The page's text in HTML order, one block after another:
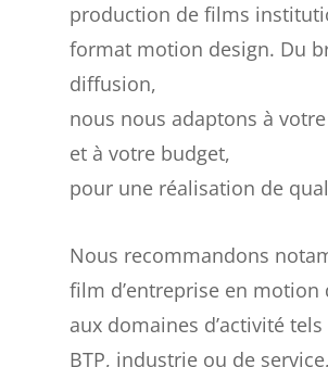
production de films
format motion design. Du
diffusion,
nous nous adaptons à
et à votre budget,
pour une réalisation de
Nous recommandons
film d’entreprise en motion
aux domaines d’activité
BTP, industrie ou de